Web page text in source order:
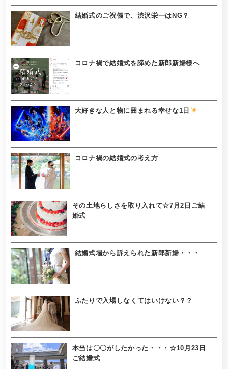
結婚式のご祝儀で、渋沢栄一はNG？
コロナ禍で結婚式を諦めた新郎新婦様へ
大好きな人と物に囲まれる幸せな1日
コロナ禍の結婚式の考え方
その土地らしさを取り入れて☆7月2日ご結
婚式
結婚式場から訴えられた新郎新婦・・・
ふたりで入場しなくてはいけない？？
本当は〇〇がしたかった・・・☆10月23日
ご結婚式